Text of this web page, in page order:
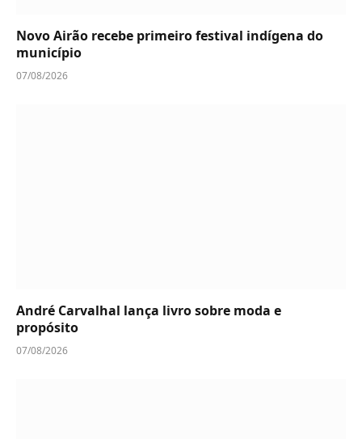
Novo Airão recebe primeiro festival indígena do
município
07/08/2026
André Carvalhal lança livro sobre moda e
propósito
07/08/2026